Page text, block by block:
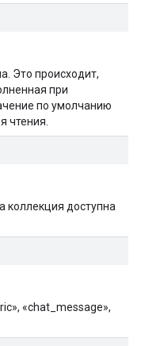
Это происходит,
при
по умолчанию
чтения.
коллекция доступна
«chat_message»,